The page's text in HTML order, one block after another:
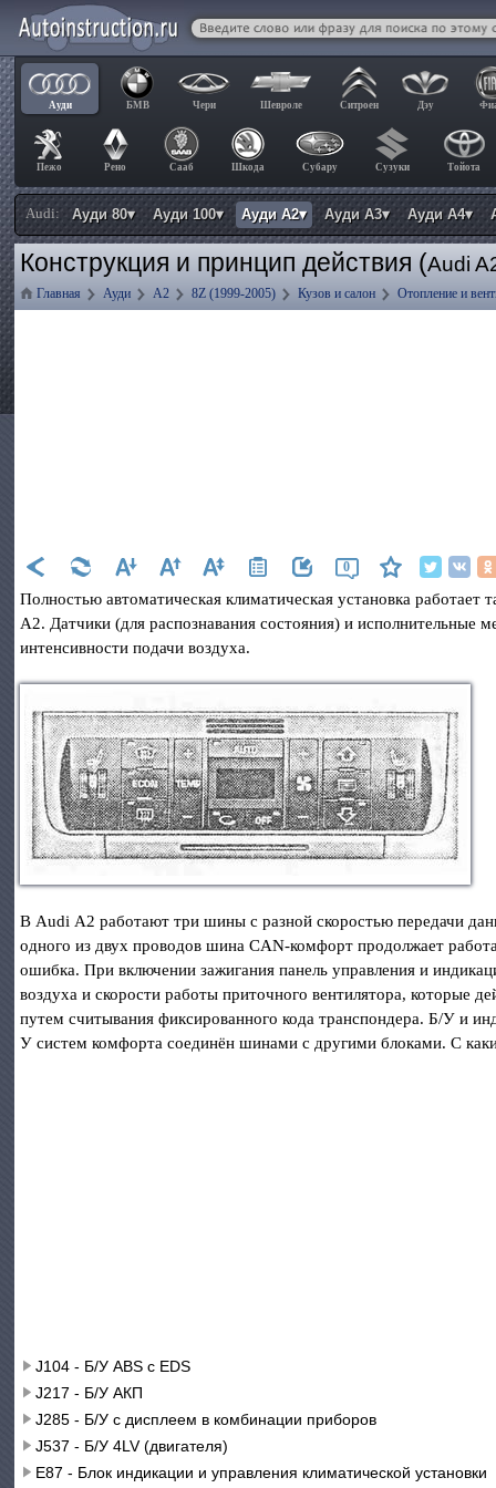
Ауди БМВ Чери Шевроле Ситроен Дэу
Пежо Рено Сааб Шкода Субару Сузуки Тойота
Audi: Ауди 80▾ Ауди 100▾ Ауди А2▾ Ауди А3▾ Ауди А4▾
Конструкция и принцип действия (Audi
Главная Ауди А2 8Z (1999-2005) Кузов и салон Отопление и
0
Полностью автоматическая климатическая установка
А2. Датчики (для распознавания состояния) и исполнительные
интенсивности подачи воздуха.
В Audi А2 работают три шины с разной скоростью передачи
одного из двух проводов шина CAN-комфорт продолжает
ошибка. При включении зажигания панель управления и
воздуха и скорости работы приточного вентилятора, которые
путем считывания фиксированного кода транспондера. Б/У и
У систем комфорта соединён шинами с другими блоками. С
J104 - Б/У ABS с EDS
J217 - Б/У АКП
J285 - Б/У с дисплеем в комбинации приборов
J537 - Б/У 4LV (двигателя)
Е87 - Блок индикации и управления климатической установки